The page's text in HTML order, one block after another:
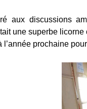
aux discussions
une superbe licorne
l’année prochaine